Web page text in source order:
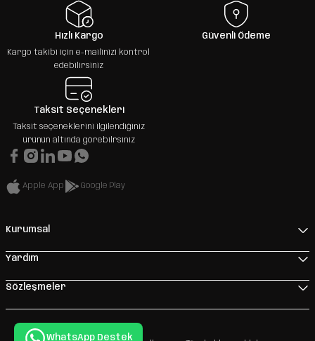
Hızlı Kargo
Kargo takibi için e-mailinizi kontrol
edebilirsiniz
Güvenli Ödeme
Taksit Seçenekleri
Taksit seçeneklerini ilgilendiğiniz
ürünün altında görebilrsiniz
Apple App Google Play
Kurumsal
Yardım
Sözleşmeler
WhatsApp Destek